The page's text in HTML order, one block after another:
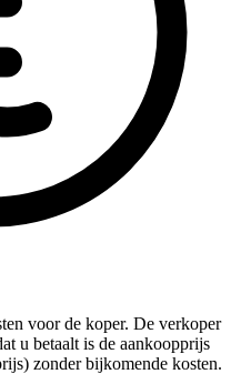
voor de koper. De verkoper
u betaalt is de aankoopprijs
zonder bijkomende kosten.